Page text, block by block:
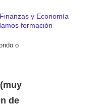
y Economía
formación
o
de